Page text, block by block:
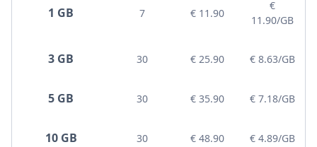
1 GB 7 € 11.90
€
11.90/GB
3 GB 30 € 25.90 € 8.63/GB
5 GB 30 € 35.90 € 7.18/GB
10 GB 30 € 48.90 € 4.89/GB